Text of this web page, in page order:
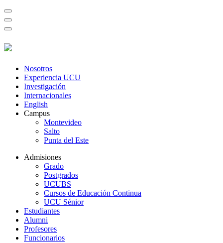
Nosotros
Experiencia UCU
Investigación
Internacionales
English
Campus
Montevideo
Salto
Punta del Este
Admisiones
Grado
Postgrados
UCUBS
Cursos de Educación Continua
UCU Sénior
Estudiantes
Alumni
Profesores
Funcionarios